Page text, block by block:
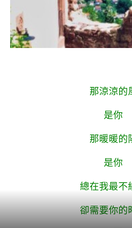
那涼涼的
是你
那暖暖的
是你
總在我最不
卻需要你的